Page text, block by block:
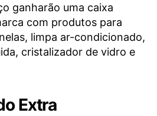
ganharão uma caixa
com produtos para
limpa ar-condicionado,
cristalizador de vidro e
Extra